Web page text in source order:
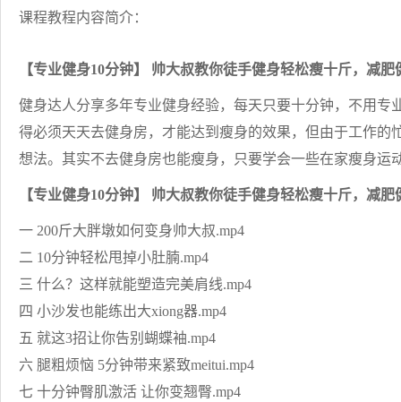
课程教程内容简介：
【专业健身10分钟】 帅大叔教你徒手健身轻松瘦十斤，减
健身达人分享多年专业健身经验，每天只要十分钟，不用
得必须天天去健身房，才能达到瘦身的效果，但由于工作
想法。其实不去健身房也能瘦身，只要学会一些在家瘦身运
【专业健身10分钟】 帅大叔教你徒手健身轻松瘦十斤，减
一 200斤大胖墩如何变身帅大叔.mp4
二 10分钟轻松甩掉小肚腩.mp4
三 什么？这样就能塑造完美肩线.mp4
四 小沙发也能练出大xiong器.mp4
五 就这3招让你告别蝴蝶袖.mp4
六 腿粗烦恼 5分钟带来紧致meitui.mp4
七 十分钟臀肌激活 让你变翘臀.mp4